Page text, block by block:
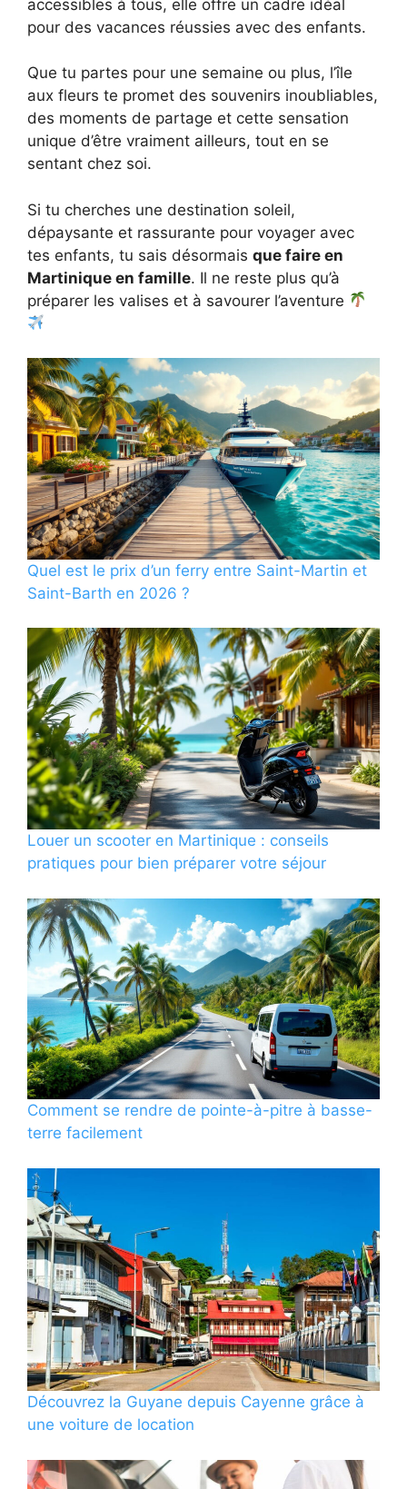
accessibles à tous, elle offre un cadre idéal
pour des vacances réussies avec des enfants.
Que tu partes pour une semaine ou plus, l’île
aux fleurs te promet des souvenirs inoubliables,
des moments de partage et cette sensation
unique d’être vraiment ailleurs, tout en se
sentant chez soi.
Si tu cherches une destination soleil,
dépaysante et rassurante pour voyager avec
tes enfants, tu sais désormais que faire en
Martinique en famille. Il ne reste plus qu’à
préparer les valises et à savourer l’aventure
Quel est le prix d’un ferry entre Saint-Martin et
Saint-Barth en 2026 ?
Louer un scooter en Martinique : conseils
pratiques pour bien préparer votre séjour
Comment se rendre de pointe-à-pitre à basse-
terre facilement
Découvrez la Guyane depuis Cayenne grâce à
une voiture de location